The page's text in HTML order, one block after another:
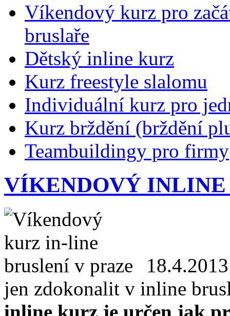
Víkendový kurz pro
bruslaře
Dětský inline kurz
Kurz freestyle slalomu
Individuální kurz pro
Kurz brždění (brždění
Teambuildingy pro firmy
VÍKENDOVÝ
18.4.2013
jen zdokonalit v inline